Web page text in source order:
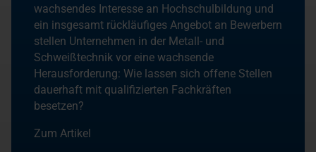
wachsendes Interesse an Hochschulbildung und
ein insgesamt rückläufiges Angebot an Bewerbern
stellen Unternehmen in der Metall- und
Schweißtechnik vor eine wachsende
Herausforderung: Wie lassen sich offene Stellen
dauerhaft mit qualifizierten Fachkräften
besetzen?
Zum Artikel